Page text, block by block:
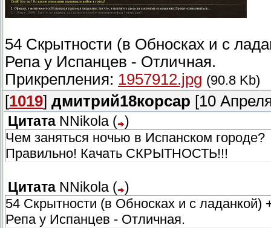
54 Скрытности (в Обносках и с
Репа у Испанцев - Отличная.
Прикрепления: 1957912.jpg (90.8 Kb)
[1019] дмитрий18корсар [10
Цитата NNikola ( )
Чем заняться ночью в Испанском городе?
Правильно! Качать СКРЫТНОСТЬ!!!
Цитата NNikola ( )
54 Скрытности (в Обносках и с ладанкой)
Репа у Испанцев - Отличная.